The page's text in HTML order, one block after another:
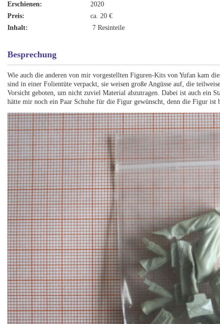
Erschienen:
2020
Preis:
ca. 20 €
Inhalt:
7 Resinteile
Besprechung
Wie auch die anderen von mir vorgestellten Figuren-Kits von Yufan kam
sind in einer Folientüte verpackt, sie weisen große Angüsse auf, die
Vorsicht geboten, um nicht zuviel Material abzutragen. Dabei ist auch ein
hätte mir noch ein Paar Schuhe für die Figur gewünscht, denn die Figur ist